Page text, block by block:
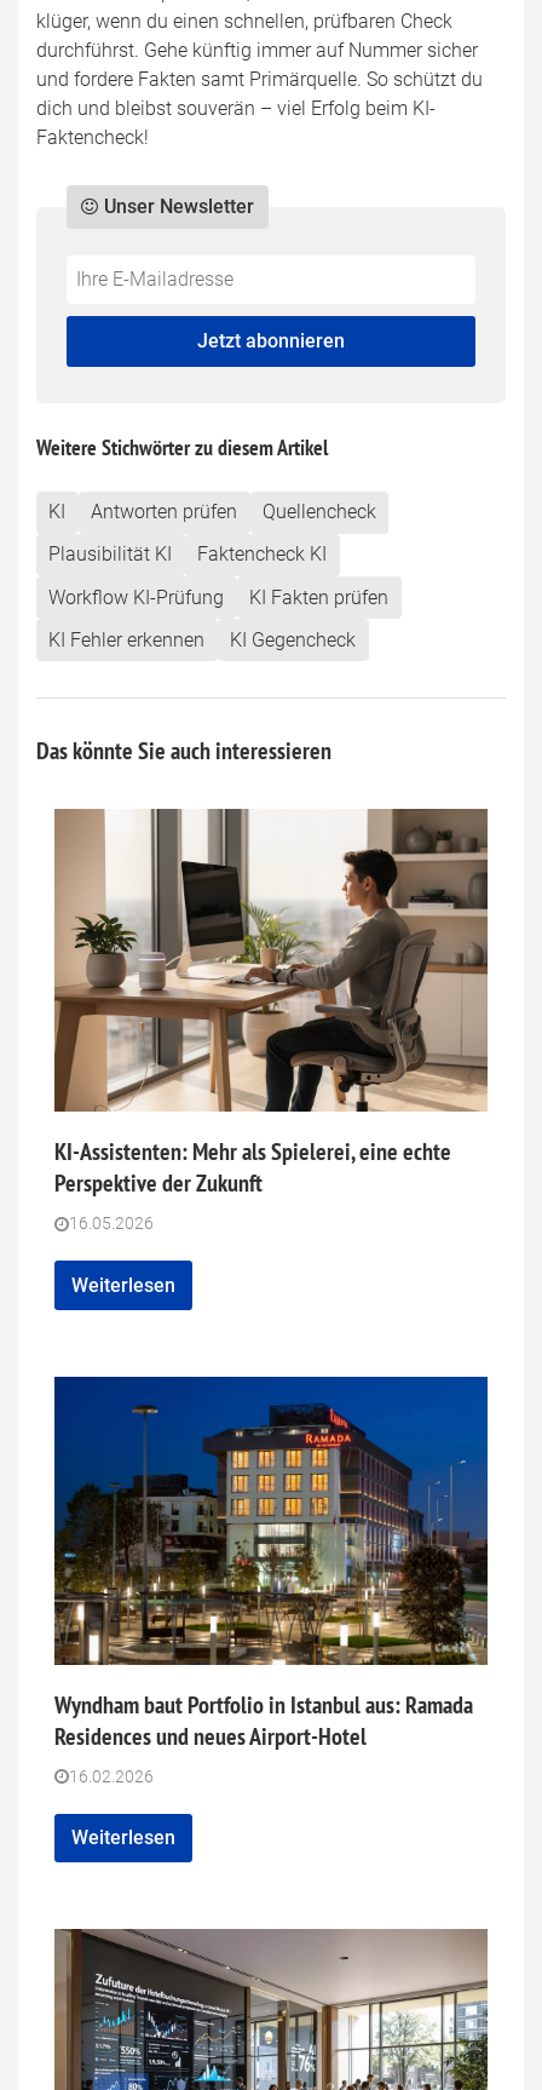
klüger, wenn du einen schnellen, prüfbaren Check
durchführst. Gehe künftig immer auf Nummer sicher
und fordere Fakten samt Primärquelle. So schützt du
dich und bleibst souverän – viel Erfolg beim KI-
Faktencheck!
Do
fill
Unser Newsletter
*Ihre
Mailadresse:
Jetzt abonnieren
Weitere Stichwörter zu diesem Artikel
KI Antworten prüfen
Quellencheck
Plausibilität KI
Faktencheck KI
Workflow KI-Prüfung
KI Fakten prüfen
KI Fehler erkennen
KI Gegencheck
Das könnte Sie auch interessieren
KI-Assistenten: Mehr als Spielerei, eine echte
Perspektive der Zukunft
16.05.2026
Weiterlesen
Wyndham baut Portfolio in Istanbul aus: Ramada
Residences und neues Airport-Hotel
16.02.2026
Weiterlesen